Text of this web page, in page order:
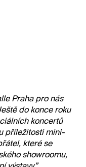
Praha pro nás
do konce roku
koncertů
příležitosti mini-
které se
showroomu,